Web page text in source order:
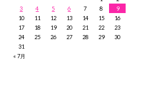
3
4 5 6 7 8
9
10
11 12 13 14 15
16
17
18 19 20 21 22
23
24
25 26 27 28 29
30
31
« 7月